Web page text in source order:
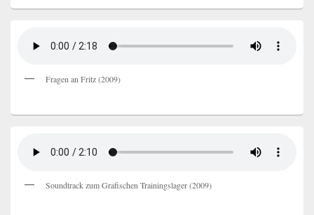
Fragen an Fritz (2009)
Soundtrack zum Grafischen Trainingslager (2009)